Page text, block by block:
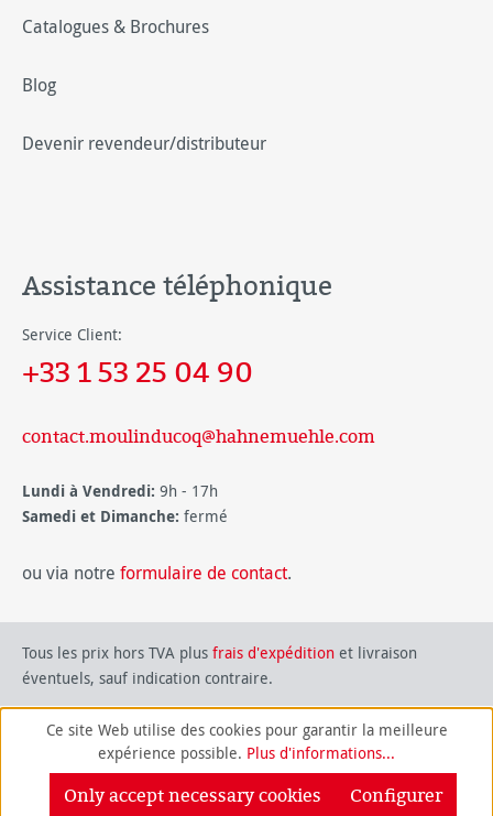
Catalogues & Brochures
Blog
Devenir revendeur/distributeur
Assistance téléphonique
Service Client:
+33 1 53 25 04 90
contact.moulinducoq@hahnemuehle.com
Lundi à Vendredi: 9h - 17h
Samedi et Dimanche: fermé
ou via notre formulaire de contact.
Tous les prix hors TVA plus frais d'expédition et livraison
éventuels, sauf indication contraire.
Ce site Web utilise des cookies pour garantir la meilleure
expérience possible. Plus d'informations...
Only accept necessary cookies Configurer